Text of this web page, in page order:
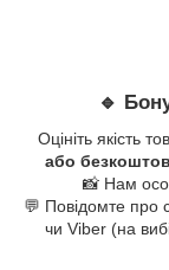
🔹
Оцініть якість
або
📸 Нам
💬 Повідомте про
чи Viber (на